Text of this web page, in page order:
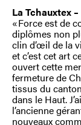
La Tchauxtex
« Force est de
diplômes non
clin d’œil de la
et c’est cet art
ouvert cette
fermeture de
tissus du
dans le Haut.
l’ancienne
nouveaux